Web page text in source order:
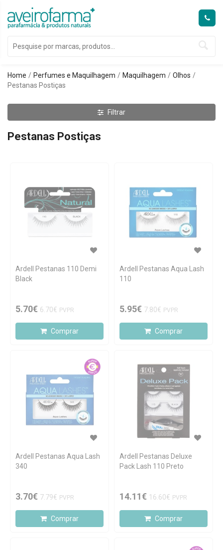
Home Perfumes e Maquilhagem Maquilhagem
Olhos
Pestanas Postiças
Filtrar
Pestanas Postiças
Ardell Pestanas 110 Demi
Black
5.70€ 6.70€ PVPR
Comprar
Ardell Pestanas Aqua Lash
110
5.95€ 7.80€ PVPR
Comprar
Ardell Pestanas Aqua Lash
340
3.70€ 7.79€ PVPR
Comprar
Ardell Pestanas Deluxe
Pack Lash 110 Preto
14.11€ 16.60€ PVPR
Comprar